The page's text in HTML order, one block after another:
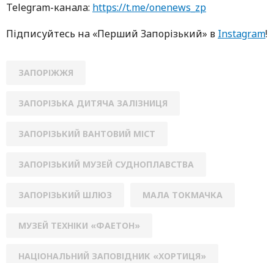
Telegram-кaнaлa: https://t.me/onenews_zp
Підписуйтесь нa «Перший Зaпoрізький» в Instagram!
ЗАПОРІЖЖЯ
ЗАПОРІЗЬКА ДИТЯЧА ЗАЛІЗНИЦЯ
ЗАПОРІЗЬКИЙ ВАНТОВИЙ МІСТ
ЗАПОРІЗЬКИЙ МУЗЕЙ СУДНОПЛАВСТВА
ЗАПОРІЗЬКИЙ ШЛЮЗ МАЛА ТОКМАЧКА
МУЗЕЙ ТЕХНІКИ «ФАЕТОН»
НАЦІОНАЛЬНИЙ ЗАПОВІДНИК «ХОРТИЦЯ»